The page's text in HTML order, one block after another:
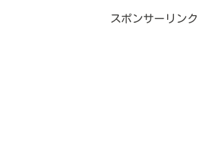
スポンサーリンク